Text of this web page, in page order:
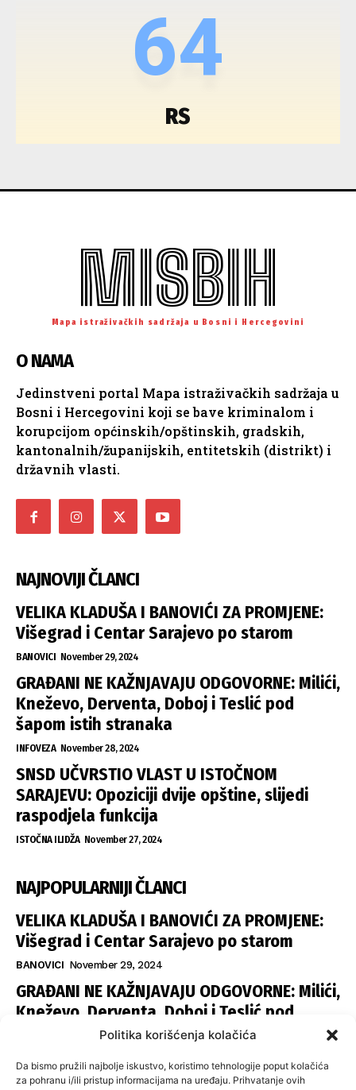
Politika korišćenja kolačića
Da bismo pružili najbolje iskustvo, koristimo tehnologije poput kolačića
za pohranu i/ili pristup informacijama na uređaju. Prihvatanje ovih
64
RS
MISBIH
Mapa istraživačkih sadržaja u Bosni i Hercegovini
O NAMA
Jedinstveni portal Mapa istraživačkih sadržaja u
Bosni i Hercegovini koji se bave kriminalom i
korupcijom općinskih/opštinskih, gradskih,
kantonalnih/županijskih, entitetskih (distrikt) i
državnih vlasti.
NAJNOVIJI ČLANCI
VELIKA KLADUŠA I BANOVIĆI ZA PROMJENE:
Višegrad i Centar Sarajevo po starom
BANOVICI November 29, 2024
GRAĐANI NE KAŽNJAVAJU ODGOVORNE: Milići,
Kneževo, Derventa, Doboj i Teslić pod
šapom istih stranaka
INFOVEZA November 28, 2024
SNSD UČVRSTIO VLAST U ISTOČNOM
SARAJEVU: Opoziciji dvije opštine, slijedi
raspodjela funkcija
ISTOČNA ILIDŽA November 27, 2024
NAJPOPULARNIJI ČLANCI
VELIKA KLADUŠA I BANOVIĆI ZA PROMJENE:
Višegrad i Centar Sarajevo po starom
BANOVICI November 29, 2024
GRAĐANI NE KAŽNJAVAJU ODGOVORNE: Milići,
Kneževo, Derventa, Doboj i Teslić pod
šapom istih stranaka
SNSD UČVRSTIO VLAST U ISTOČNOM